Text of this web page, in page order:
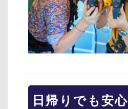
日帰りでも安